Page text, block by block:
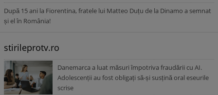
După 15 ani la Fiorentina, fratele lui Matteo Duțu de la Dinamo a semnat
și el în România!
stirileprotv.ro
Danemarca a luat măsuri împotriva fraudării cu AI.
Adolescenții au fost obligați să-și susțină oral eseurile
scrise